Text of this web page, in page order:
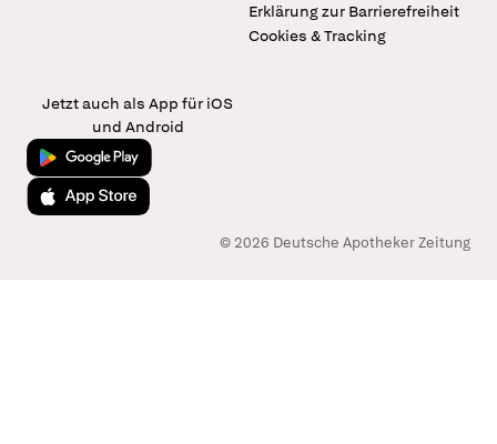
Erklärung zur Barrierefreiheit
Cookies & Tracking
Jetzt auch als App für iOS
und Android
Jetzt bei Google Play
Laden im App Store
© 2026 Deutsche Apotheker Zeitung